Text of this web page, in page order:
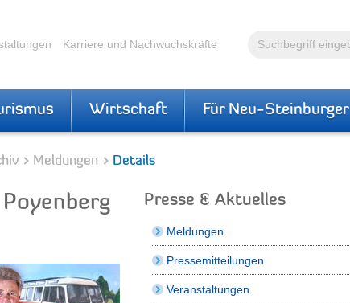
Volltextsuche
Karriere und Nachwuchskräfte
Wirtschaft Für Neu-Steinburger
Meldungen Details
Presse & Aktuelles
Meldungen
Pressemitteilungen
Veranstaltungen